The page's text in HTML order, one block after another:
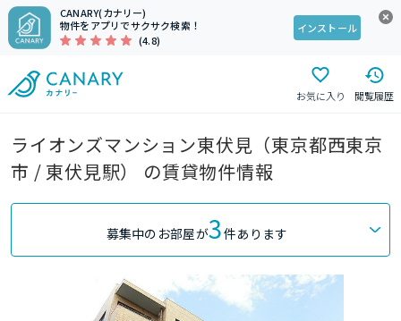
CANARY(カナリー)
物件をアプリでサクサク検索！
(4.8)
インストール
お気に入り 閲覧履歴
ライオンズマンション東伏見（東京都西東京
市 / 東伏見駅） の賃貸物件情報
募集中のお部屋が3件あります